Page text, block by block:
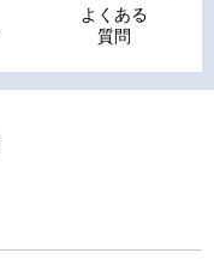
よくある
質問